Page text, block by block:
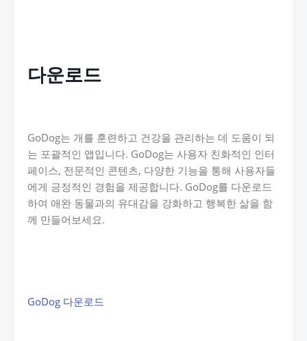
다운로드
GoDog는 개를 훈련하고 건강을 관리하는 데 도움이 되
는 포괄적인 앱입니다. GoDog는 사용자 친화적인 인터
페이스, 전문적인 콘텐츠, 다양한 기능을 통해 사용자들
에게 긍정적인 경험을 제공합니다. GoDog를 다운로드
하여 애완 동물과의 유대감을 강화하고 행복한 삶을 함
께 만들어보세요.
GoDog 다운로드